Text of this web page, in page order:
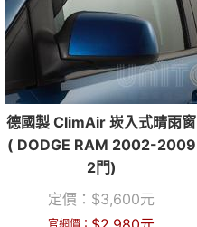
德國製 ClimAir 崁入式晴雨窗
( DODGE RAM 2002-2009
2門)
定價： $3,600元
官網價：